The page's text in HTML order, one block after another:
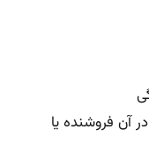
آن فروشنده یا